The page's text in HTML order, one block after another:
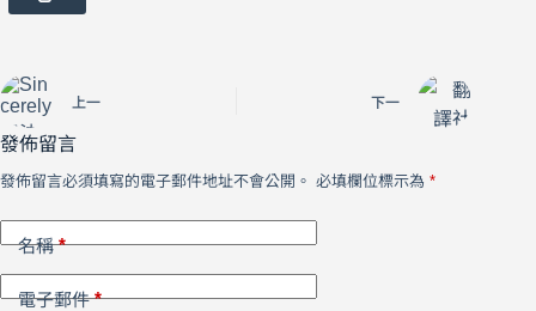
上一 下一
發佈留言
發佈留言必須填寫的電子郵件地址不會公開。 必填欄位標示為 *
名稱*
電子郵件*